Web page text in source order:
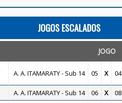
JOGOS ESCALADOS
JOGO
A. A. ITAMARATY - Sub 14 05 X 04
A. A. ITAMARATY - Sub 14 06 X 08